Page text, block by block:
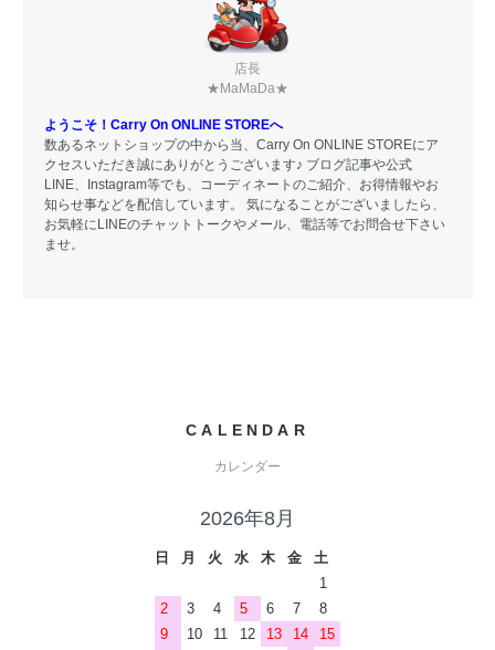
店長
★MaMaDa★
ようこそ！Carry On ONLINE STOREへ
数あるネットショップの中から当、Carry On ONLINE STOREにア
クセスいただき誠にありがとうございます♪ ブログ記事や公式
LINE、Instagram等でも、コーディネートのご紹介、お得情報やお
知らせ事などを配信しています。 気になることがございましたら、
お気軽にLINEのチャットトークやメール、電話等でお問合せ下さい
ませ。
CALENDAR
カレンダー
2026年8月
日 月 火 水 木 金
土
1
2
3 4 5 6 7
8
9
10 11 12 13 14 15